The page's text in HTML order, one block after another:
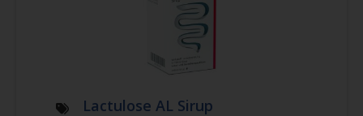
Lactulose AL Sirup